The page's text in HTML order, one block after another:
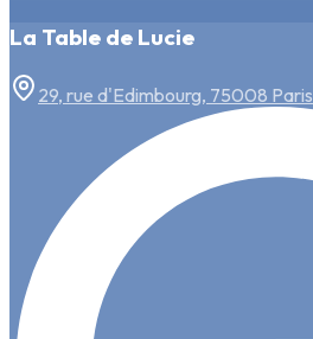
La Table de Lucie
29, rue d'Edimbourg, 75008 Paris